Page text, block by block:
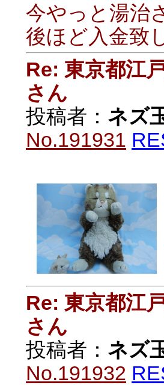
今やっと湯治
後ほど入金致
Re: 東京都江
さん
投稿者： ネズ
No.191931
Re: 東京都江
さん
投稿者： ネズ
No.191932